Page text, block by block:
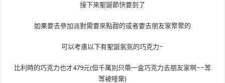
接下來聖誕節快要到了
如果要去參加派對需要來點甜的或者要去朋友家聚聚的
可以考慮以下有聖誕氣氛的巧克力~
比利時的巧克力也才479元(但千萬別只帶一盒巧克力去朋友家啊~~等
等被唾棄)